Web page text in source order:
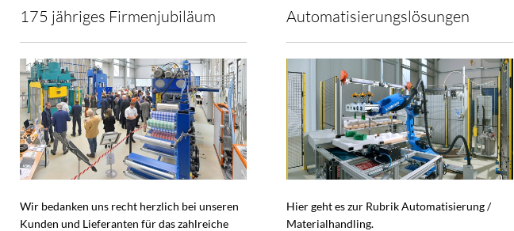
175 jähriges Firmenjubiläum
Wir bedanken uns recht herzlich bei unseren
Kunden und Lieferanten für das zahlreiche
Automatisierungslösungen
Hier geht es zur Rubrik Automatisierung /
Materialhandling.